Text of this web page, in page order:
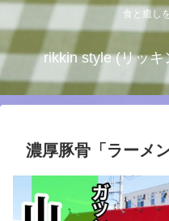
食と癒し
rikkin style (リッ
濃厚豚骨「ラーメ